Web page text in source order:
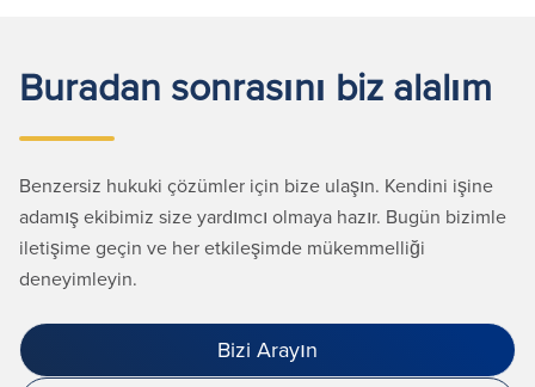
Buradan sonrasını biz alalım
Benzersiz hukuki çözümler için bize ulaşın. Kendini işine
adamış ekibimiz size yardımcı olmaya hazır. Bugün bizimle
iletişime geçin ve her etkileşimde mükemmelliği
deneyimleyin.
Bizi Arayın